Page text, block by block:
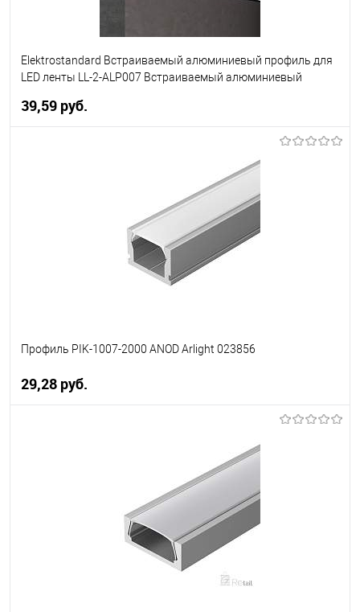
Elektrostandard Встраиваемый алюминиевый профиль для
LED ленты LL-2-ALP007 Встраиваемый алюминиевый
39,59 pуб.
Уточняйте наличие у
менеджера
Профиль PIK-1007-2000 ANOD Arlight 023856
29,28 pуб.
Уточняйте наличие у
менеджера